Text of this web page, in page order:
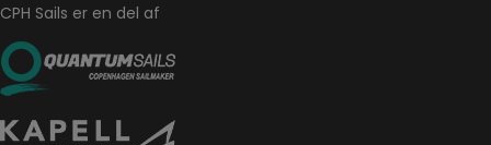
CPH Sails er en del af